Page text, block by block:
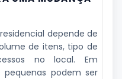
depende de
de itens, tipo de
no local. Em
pequenas podem ser